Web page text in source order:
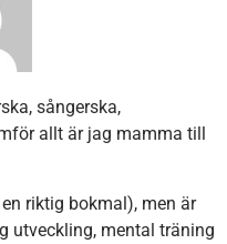
sångerska,
allt är jag mamma till
riktig bokmal), men är
utveckling, mental träning